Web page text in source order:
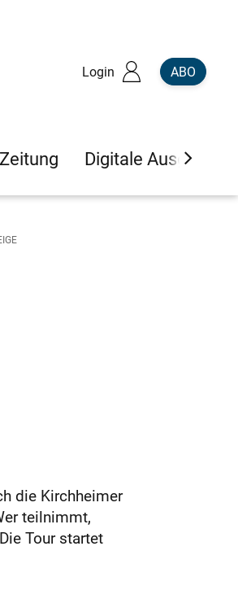
Login ABO
Digitale Ausgaben
die Kirchheimer
teilnimmt,
Tour startet